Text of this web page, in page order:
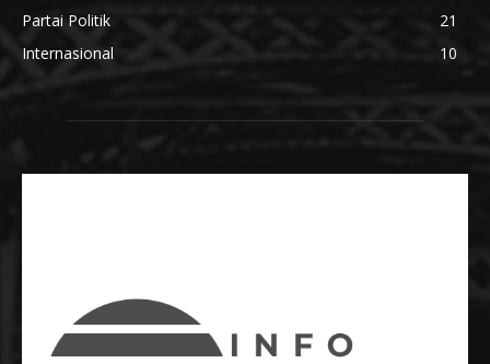
Partai Politik
21
Internasional
10